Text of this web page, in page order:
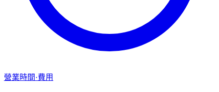
營業時間·費用